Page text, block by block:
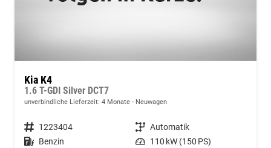
Kia K4
1.6 T-GDI Silver DCT7
unverbindliche Lieferzeit: 4 Monate Neuwagen
Fahrzeugnummer 1223404 Getriebe Automatik
Kraftstoff Benzin Leistung 110 kW (150 PS)